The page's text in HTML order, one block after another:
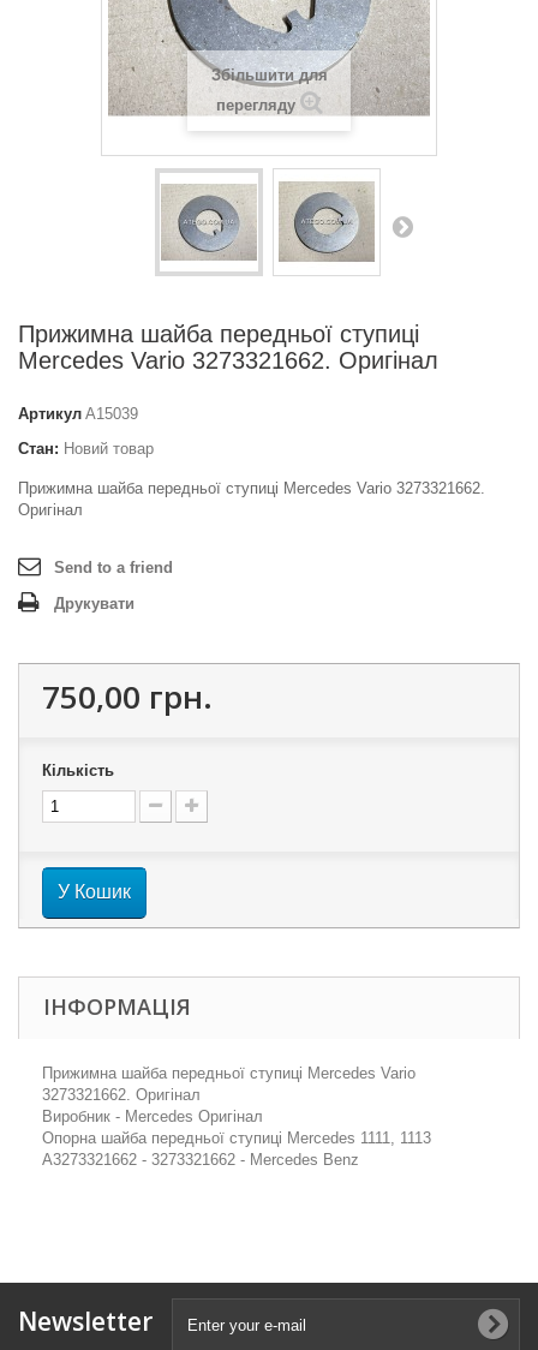
Збільшити для
перегляду
Прижимна шайба передньої ступиці
Mercedes Vario 3273321662. Оригінал
Артикул A15039
Стан: Новий товар
Прижимна шайба передньої ступиці Mercedes Vario 3273321662.
Оригінал
Send to a friend
Друкувати
750,00 грн.
Кількість
У Кошик
ІНФОРМАЦІЯ
Прижимна шайба передньої ступиці Mercedes Vario
3273321662. Оригінал
Виробник - Mercedes Оригінал
Опорна шайба передньої ступиці Mercedes 1111, 1113
A3273321662 - 3273321662 - Mercedes Benz
Newsletter